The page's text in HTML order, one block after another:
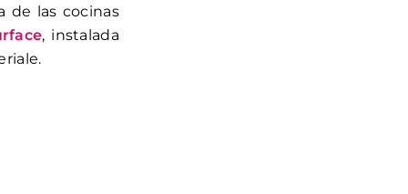
de las cocinas
, instalada